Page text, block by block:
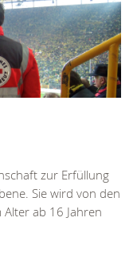
zur Erfüllung
Sie wird von den
ab 16 Jahren